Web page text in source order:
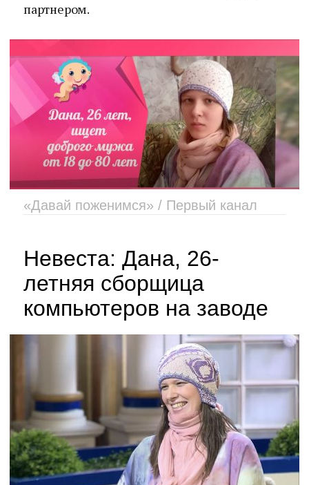
партнером.
«Давай поженимся» / Первый канал
Невеста: Дана, 26-
летняя сборщица
компьютеров на заводе